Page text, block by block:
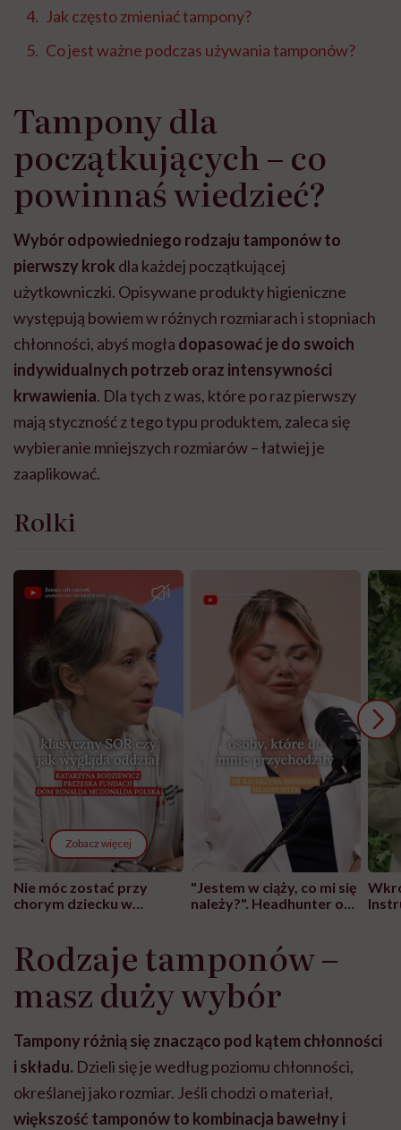
Jak często zmieniać tampony?
Co jest ważne podczas używania tamponów?
Tampony dla
początkujących – co
powinnaś wiedzieć?
Wybór odpowiedniego rodzaju tamponów to
pierwszy krok dla każdej początkującej
użytkowniczki. Opisywane produkty higieniczne
występują bowiem w różnych rozmiarach i stopniach
chłonności, abyś mogła dopasować je do swoich
indywidualnych potrzeb oraz intensywności
krwawienia. Dla tych z was, które po raz pierwszy
mają styczność z tego typu produktem, zaleca się
wybieranie mniejszych rozmiarów – łatwiej je
zaaplikować.
Rolki
Zobacz więcej
Nie móc zostać przy
chorym dziecku w
może chyba tylko
głupota i brak
"Jestem w ciąży, co mi się
należy?". Headhunter o
pracy
Rodzaje tamponów–
masz duży wybór
Tampony różnią się znacząco pod kątem chłonności
i składu. Dzieli się je według poziomu chłonności,
określanej jako rozmiar. Jeśli chodzi o materiał,
większość tamponów to kombinacja bawełny i